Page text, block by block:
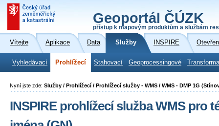
Geoportál ČÚZK
přístup k mapovým produktům a službám
Vítejte Aplikace Data Služby INSPIRE
Vyhledávací Prohlížecí Stahovací Geoprocessingové
Nyní jste zde: Služby / Prohlížecí / Prohlížecí služby - WMS / WMS - DMP 1G
INSPIRE prohlížecí služba WMS pro